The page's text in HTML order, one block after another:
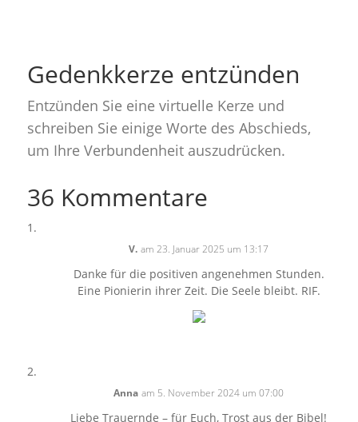
Gedenkkerze entzünden
Entzünden Sie eine virtuelle Kerze und
schreiben Sie einige Worte des Abschieds,
um Ihre Verbundenheit auszudrücken.
36 Kommentare
V. am 23. Januar 2025 um 13:17
Danke für die positiven angenehmen Stunden.
Eine Pionierin ihrer Zeit. Die Seele bleibt. RIF.
Anna am 5. November 2024 um 07:00
Liebe Trauernde – für Euch, Trost aus der Bibel!